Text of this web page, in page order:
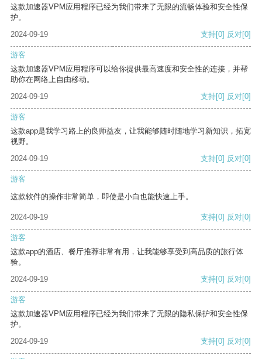
这款加速器VPM应用程序已经为我们带来了无限的流畅体验和安全性保
护。
2024-09-19
支持[0] 反对[0]
游客
这款加速器VPM应用程序可以给你提供最高速度和安全性的连接，并帮
助你在网络上自由移动。
2024-09-19
支持[0] 反对[0]
游客
这款app是我学习路上的良师益友，让我能够随时随地学习新知识，拓宽
视野。
2024-09-19
支持[0] 反对[0]
游客
这款软件的操作非常简单，即使是小白也能快速上手。
2024-09-19 支持[0] 反对[0]
游客
这款app的酒店、餐厅推荐非常有用，让我能够享受到高品质的旅行体
验。
2024-09-19
支持[0] 反对[0]
游客
这款加速器VPM应用程序已经为我们带来了无限的隐私保护和安全性保
护。
2024-09-19
支持[0] 反对[0]